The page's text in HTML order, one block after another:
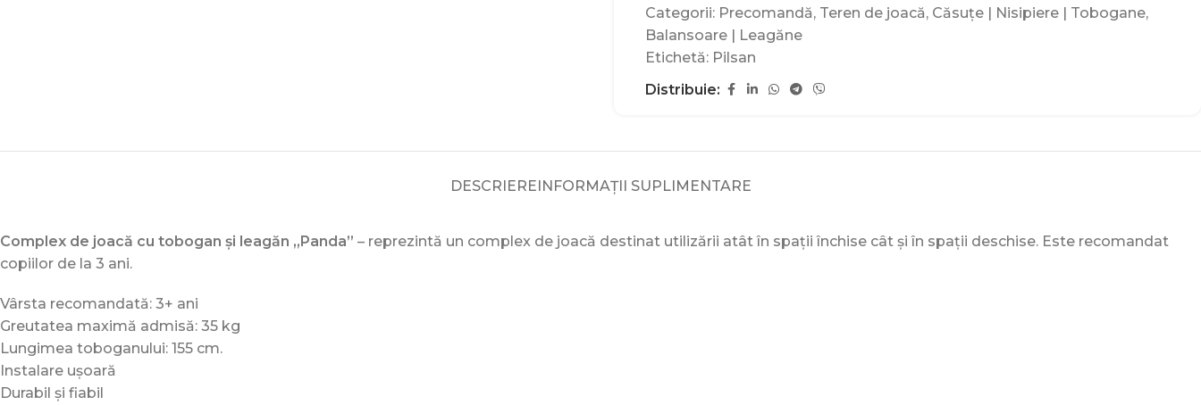
Categorii: Precomandă, Teren de joacă, Căsuțe | Nisipiere | Tobogane,
Balansoare | Leagăne
Etichetă: Pilsan
Distribuie:
DESCRIEREINFORMAȚII SUPLIMENTARE
Complex de joacă cu tobogan și leagăn „Panda” – reprezintă un complex de joacă destinat utilizării atât în spații închise cât și în spații deschise. Este recomandat
copiilor de la 3 ani.
Vârsta recomandată: 3+ ani
Greutatea maximă admisă: 35 kg
Lungimea toboganului: 155 cm.
Instalare ușoară
Durabil și fiabil